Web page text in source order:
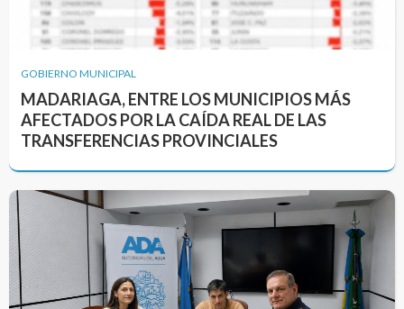
GOBIERNO MUNICIPAL
MADARIAGA, ENTRE LOS MUNICIPIOS MÁS
AFECTADOS POR LA CAÍDA REAL DE LAS
TRANSFERENCIAS PROVINCIALES